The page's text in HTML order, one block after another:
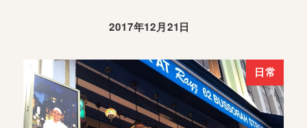
2017年12月21日
日常